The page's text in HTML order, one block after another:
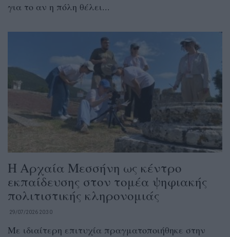
για το αν η πόλη θέλει...
Η Αρχαία Μεσσήνη ως κέντρο
εκπαίδευσης στον τομέα ψηφιακής
πολιτιστικής κληρονομιάς
29/07/2026 20:30
Με ιδιαίτερη επιτυχία πραγματοποιήθηκε στην